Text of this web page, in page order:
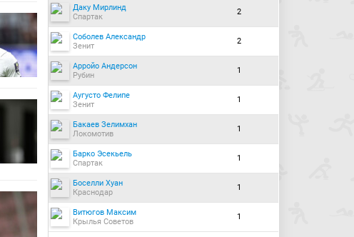
Даку Мирлинд
Спартак
2
Соболев Александр
Зенит
2
Арройо Андерсон
Рубин
1
Аугусто Фелипе
Зенит
1
Бакаев Зелимхан
Локомотив
1
Барко Эсекьель
Спартак
1
Боселли Хуан
Краснодар
1
Витюгов Максим
Крылья Советов
1